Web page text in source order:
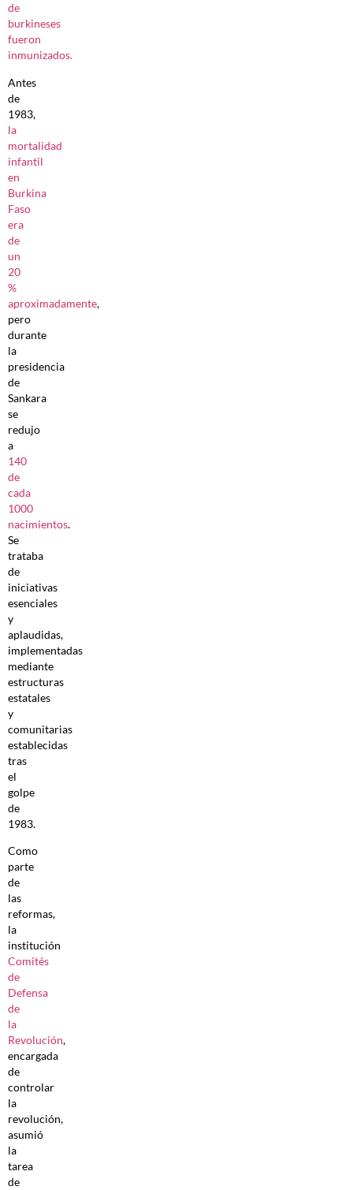
de
burkineses
fueron
inmunizados.
Antes
de
1983,
la
mortalidad
infantil
en
Burkina
Faso
era
de
un
20
%
aproximadamente,
pero
durante
la
presidencia
de
Sankara
se
redujo
a
140
de
cada
1000
nacimientos.
Se
trataba
de
iniciativas
esenciales
y
aplaudidas,
implementadas
mediante
estructuras
estatales
y
comunitarias
establecidas
tras
el
golpe
de
1983.
Como
parte
de
las
reformas,
la
institución
Comités
de
Defensa
de
la
Revolución,
encargada
de
controlar
la
revolución,
asumió
la
tarea
de